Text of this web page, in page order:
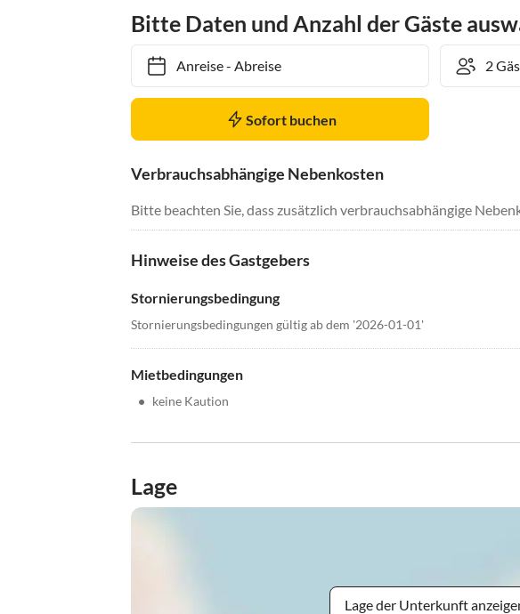
Bitte Daten und Anzahl der Gäste
Anreise- Abreise
Sofort buchen
Verbrauchsabhängige Nebenkosten
Bitte beachten Sie, dass zusätzlich verbrauchsabhängige
Hinweise des Gastgebers
Stornierungsbedingung
Stornierungsbedingungen gültig ab dem '2026-01-01'
Mietbedingungen
• keine Kaution
Lage
Lage der Unterkunft